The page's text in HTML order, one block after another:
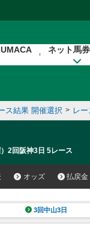
ネット馬
ス結果 開催選択 > レ
2回阪神3日 5レース
オッズ 払戻金
3回中山3日